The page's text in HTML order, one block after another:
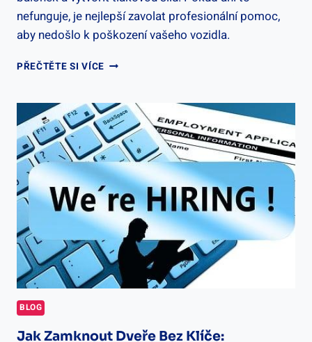
nefunguje, je nejlepší zavolat profesionální pomoc,
aby nedošlo k poškození vašeho vozidla.
PŘEČTĚTE SI VÍCEJAK
DVEŘE
U
AUTA:
PRAKTICKÉ
TIPY
BLOG
Jak Zamknout Dveře Bez Klíče: